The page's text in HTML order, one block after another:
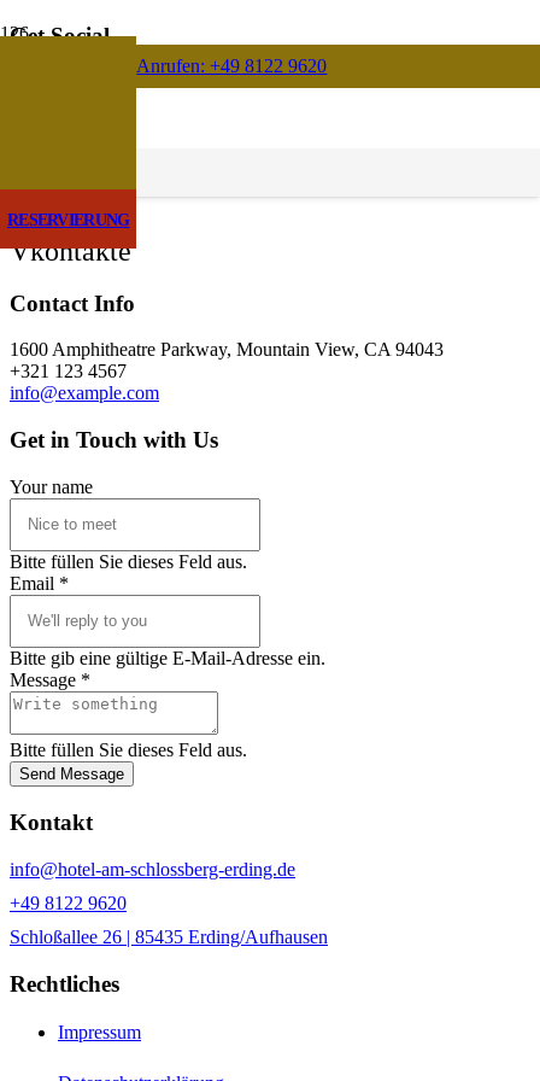
RESERVIERUNG
Anrufen: +49 8122 9620
Get Social
Google
Instagram
Vkontakte
Contact Info
1600 Amphitheatre Parkway, Mountain View, CA 94043
+321 123 4567
info@example.com
Get in Touch with Us
Your name
Bitte füllen Sie dieses Feld aus.
Email *
Bitte gib eine gültige E-Mail-Adresse ein.
Message *
Bitte füllen Sie dieses Feld aus.
Send Message
Kontakt
info@hotel-am-schlossberg-erding.de
+49 8122 9620
Schloßallee 26 | 85435 Erding/Aufhausen
Rechtliches
Impressum